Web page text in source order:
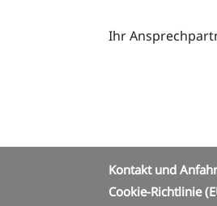
Ihr
Kontakt und
Cookie-Richtlinie